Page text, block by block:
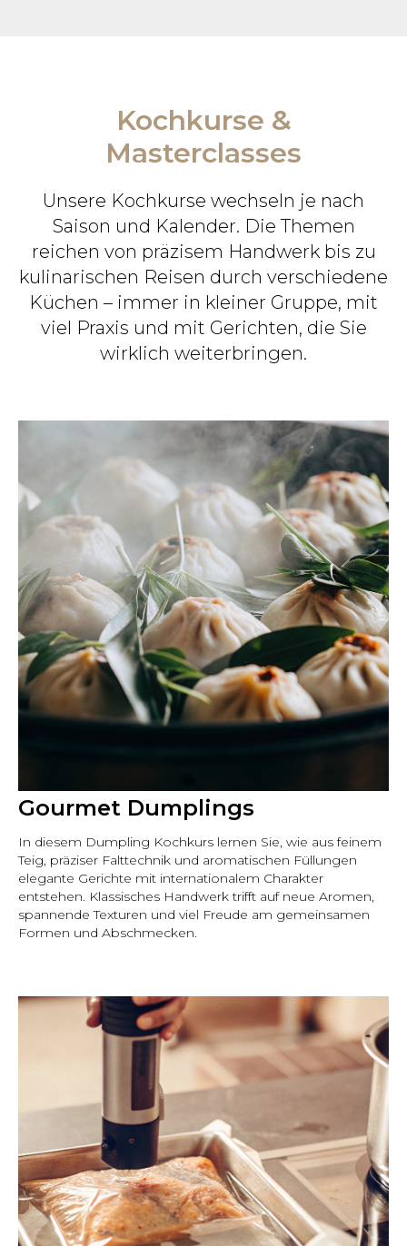
Kochkurse &
Masterclasses
Unsere Kochkurse wechseln je nach
Saison und Kalender. Die Themen
reichen von präzisem Handwerk bis zu
kulinarischen Reisen durch verschiedene
Küchen – immer in kleiner Gruppe, mit
viel Praxis und mit Gerichten, die Sie
wirklich weiterbringen.
Gourmet Dumplings
In diesem Dumpling Kochkurs lernen Sie, wie aus feinem
Teig, präziser Falttechnik und aromatischen Füllungen
elegante Gerichte mit internationalem Charakter
entstehen. Klassisches Handwerk trifft auf neue Aromen,
spannende Texturen und viel Freude am gemeinsamen
Formen und Abschmecken.